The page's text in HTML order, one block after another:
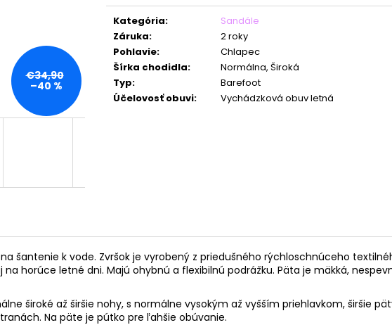
Jednotková
cena:
Kategória:
Sandále
Záruka:
2 roky
Pohlavie:
Chlapec
Šírka chodidla:
Normálna, Široká
Typ:
Barefoot
Účelovosť obuvi: Vychádzková obuv letná
€34,90
–40 %
šantenie k vode. Zvršokje vyrobený z priedušného rýchloschnúceho
na horúce letné dni. Majú ohybnú a flexibilnú podrážku. Päta je mäkká,
široké až širšie nohy, s normálne vysokým až vyšším priehlavkom, širšie
Na päte je pútko pre ľahšie obúvanie.